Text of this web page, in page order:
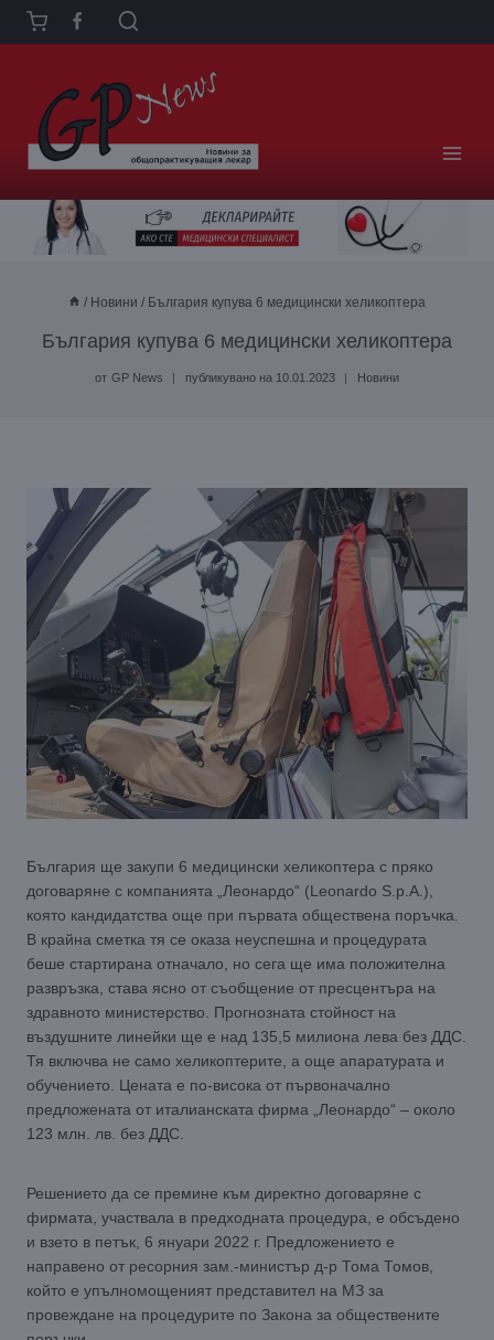
Към
съдържанието
/ Новини / България купува 6 медицински хеликоптера
България купува 6 медицински хеликоптера
от GP News публикувано на 10.01.2023 Новини
България ще закупи 6 медицински хеликоптера с пряко
договаряне с компанията „Леонардо“ (Leonardo S.p.A.),
която кандидатства още при първата обществена поръчка.
В крайна сметка тя се оказа неуспешна и процедурата
беше стартирана отначало, но сега ще има положителна
развръзка, става ясно от съобщение от пресцентъра на
здравното министерство. Прогнозната стойност на
въздушните линейки ще е над 135,5 милиона лева без ДДС.
Тя включва не само хеликоптерите, а още апаратурата и
обучението. Цената е по-висока от първоначално
предложената от италианската фирма „Леонардо“ – около
123 млн. лв. без ДДС.
Решението да се премине към директно договаряне с
фирмата, участвала в предходната процедура, е обсъдено
и взето в петък, 6 януари 2022 г. Предложението е
направено от ресорния зам.-министър д-р Тома Томов,
който е упълномощеният представител на МЗ за
провеждане на процедурите по Закона за обществените